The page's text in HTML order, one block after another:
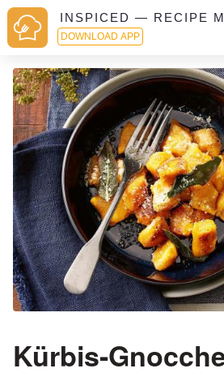
INSPICED — RECIPE
DOWNLOAD APP
Kürbis-